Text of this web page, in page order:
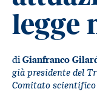
legge
diGianfranco
già presidente del
Comitato